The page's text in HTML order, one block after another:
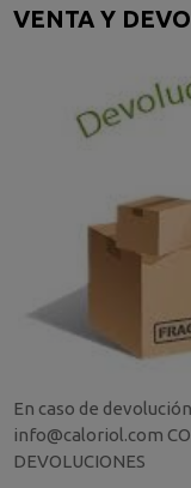
VENTA Y
En caso de
info@caloriol.com
DEVOLUCIONES